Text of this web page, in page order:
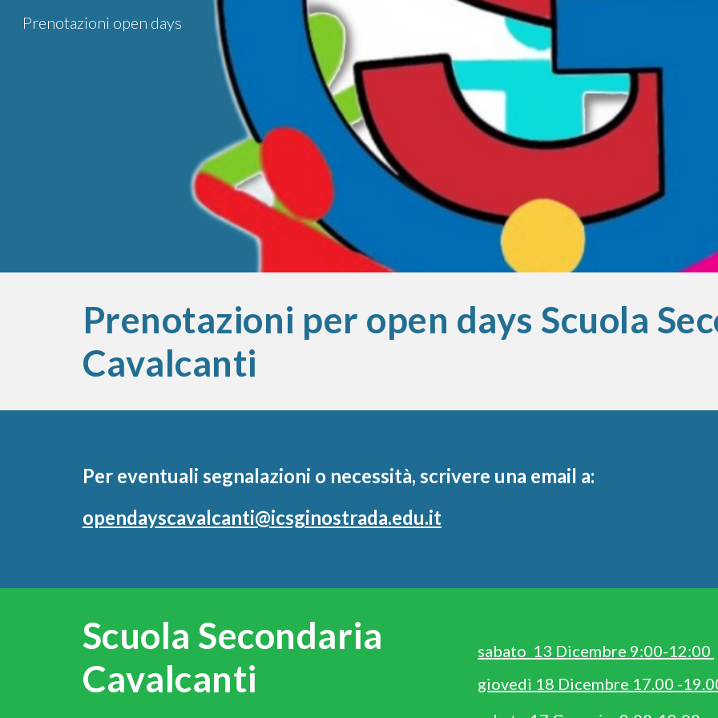
Skip to main content
Prenotazioni open days
Prenotazioni per open days Scuola
Cavalcanti
Per eventuali segnalazioni o necessità, scrivere una email a:
opendayscavalcanti@icsginostrada.edu.it
Scuola Secondaria
Cavalcanti
sabato 13 Dicembre 9:00-12:00
giovedì 18 Dicembre 17.00 -